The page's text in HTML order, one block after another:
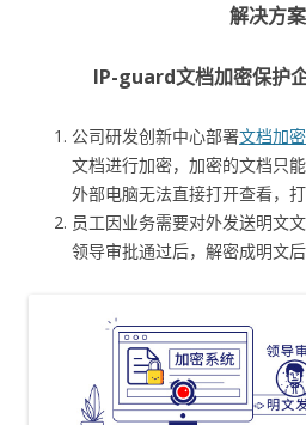
解决方案
IP-guard文档加密保护
公司研发创新中心部署文档加
文档进行加密，加密的文档只
外部电脑无法直接打开查看，
员工因业务需要对外发送明文
领导审批通过后，解密成明文